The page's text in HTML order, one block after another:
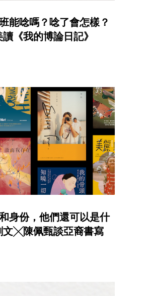
能唸嗎？唸了會怎樣？
《我的博論日記》
身份，他們還可以是什
╳陳佩甄談亞裔書寫